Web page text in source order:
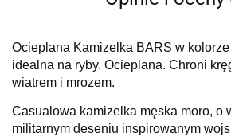
Ocieplana Kamizelka BARS w
idealna na ryby. Ocieplana. Chroni
wiatrem i mrozem.
Casualowa kamizelka męska moro, o
militarnym deseniu inspirowanym